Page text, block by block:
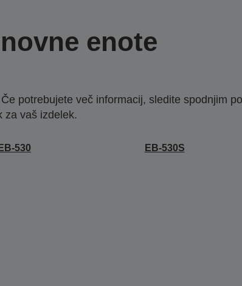
enote
potrebujete več informacij, sledite spodnjim
za vaš izdelek.
EB-530 EB-530S